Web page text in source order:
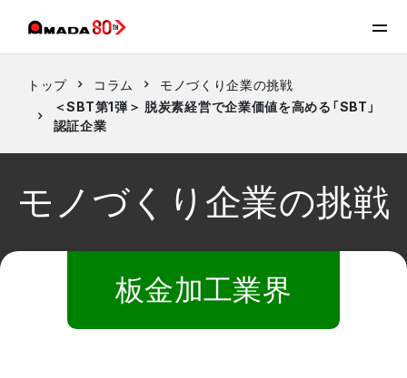
トップ コラム
モノづくり企業の挑戦
＜SBT第1弾＞ 脱炭素経営で企業価値を高める「SBT」
認証企業
モノづくり企業の挑戦
板金加工業界